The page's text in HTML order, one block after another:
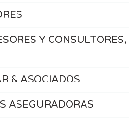
Y CONSULTORES,
& ASOCIADOS
ASEGURADORAS